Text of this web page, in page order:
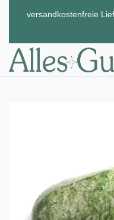
versandkostenfreie